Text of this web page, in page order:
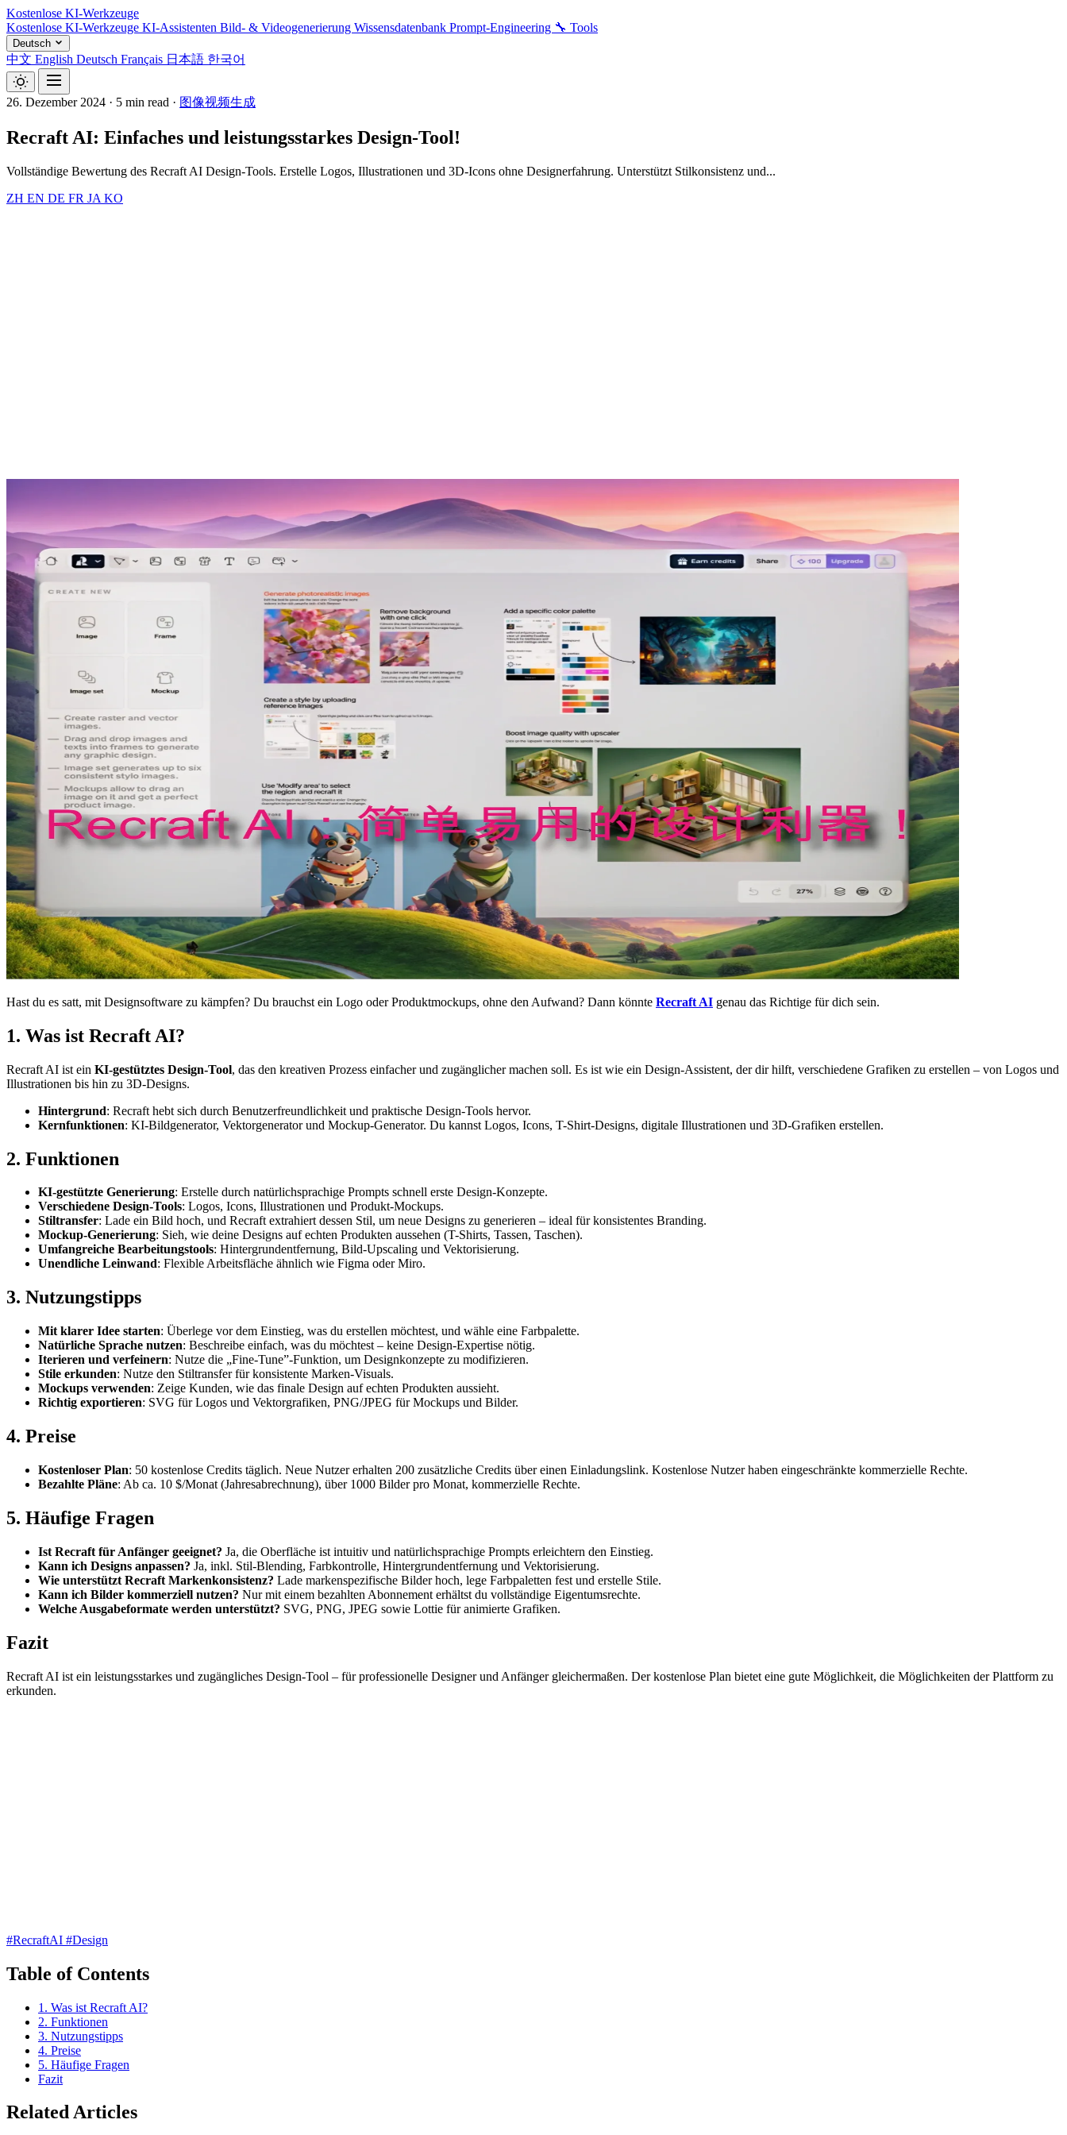
Kostenlose KI-Werkzeuge
Kostenlose KI-Werkzeuge KI-Assistenten Bild- & Videogenerierung Wissensdatenbank Prompt-Engineering 🔧 Tools
Deutsch
中文 English Deutsch Français 日本語 한국어
26. Dezember 2024 · 5 min read · 图像视频生成
Recraft AI: Einfaches und leistungsstarkes Design-Tool!
Vollständige Bewertung des Recraft AI Design-Tools. Erstelle Logos, Illustrationen und 3D-Icons ohne Designerfahrung. Unterstützt Stilkonsistenz und...
ZH EN DE FR JA KO
Hast du es satt, mit Designsoftware zu kämpfen? Du brauchst ein Logo oder Produktmockups, ohne den Aufwand? Dann könnte Recraft AI genau das Richtige für dich sein.
1. Was ist Recraft AI?
Recraft AI ist ein KI-gestütztes Design-Tool, das den kreativen Prozess einfacher und zugänglicher machen soll. Es ist wie ein Design-Assistent, der dir hilft, verschiedene Grafiken zu erstellen – von Logos und
Illustrationen bis hin zu 3D-Designs.
Hintergrund: Recraft hebt sich durch Benutzerfreundlichkeit und praktische Design-Tools hervor.
Kernfunktionen: KI-Bildgenerator, Vektorgenerator und Mockup-Generator. Du kannst Logos, Icons, T-Shirt-Designs, digitale Illustrationen und 3D-Grafiken erstellen.
2. Funktionen
KI-gestützte Generierung: Erstelle durch natürlichsprachige Prompts schnell erste Design-Konzepte.
Verschiedene Design-Tools: Logos, Icons, Illustrationen und Produkt-Mockups.
Stiltransfer: Lade ein Bild hoch, und Recraft extrahiert dessen Stil, um neue Designs zu generieren – ideal für konsistentes Branding.
Mockup-Generierung: Sieh, wie deine Designs auf echten Produkten aussehen (T-Shirts, Tassen, Taschen).
Umfangreiche Bearbeitungstools: Hintergrundentfernung, Bild-Upscaling und Vektorisierung.
Unendliche Leinwand: Flexible Arbeitsfläche ähnlich wie Figma oder Miro.
3. Nutzungstipps
Mit klarer Idee starten: Überlege vor dem Einstieg, was du erstellen möchtest, und wähle eine Farbpalette.
Natürliche Sprache nutzen: Beschreibe einfach, was du möchtest – keine Design-Expertise nötig.
Iterieren und verfeinern: Nutze die „Fine-Tune”-Funktion, um Designkonzepte zu modifizieren.
Stile erkunden: Nutze den Stiltransfer für konsistente Marken-Visuals.
Mockups verwenden: Zeige Kunden, wie das finale Design auf echten Produkten aussieht.
Richtig exportieren: SVG für Logos und Vektorgrafiken, PNG/JPEG für Mockups und Bilder.
4. Preise
Kostenloser Plan: 50 kostenlose Credits täglich. Neue Nutzer erhalten 200 zusätzliche Credits über einen Einladungslink. Kostenlose Nutzer haben eingeschränkte kommerzielle Rechte.
Bezahlte Pläne: Ab ca. 10 $/Monat (Jahresabrechnung), über 1000 Bilder pro Monat, kommerzielle Rechte.
5. Häufige Fragen
Ist Recraft für Anfänger geeignet? Ja, die Oberfläche ist intuitiv und natürlichsprachige Prompts erleichtern den Einstieg.
Kann ich Designs anpassen? Ja, inkl. Stil-Blending, Farbkontrolle, Hintergrundentfernung und Vektorisierung.
Wie unterstützt Recraft Markenkonsistenz? Lade markenspezifische Bilder hoch, lege Farbpaletten fest und erstelle Stile.
Kann ich Bilder kommerziell nutzen? Nur mit einem bezahlten Abonnement erhältst du vollständige Eigentumsrechte.
Welche Ausgabeformate werden unterstützt? SVG, PNG, JPEG sowie Lottie für animierte Grafiken.
Fazit
Recraft AI ist ein leistungsstarkes und zugängliches Design-Tool – für professionelle Designer und Anfänger gleichermaßen. Der kostenlose Plan bietet eine gute Möglichkeit, die Möglichkeiten der Plattform zu
erkunden.
#RecraftAI #Design
Table of Contents
1. Was ist Recraft AI?
2. Funktionen
3. Nutzungstipps
4. Preise
5. Häufige Fragen
Fazit
Related Articles